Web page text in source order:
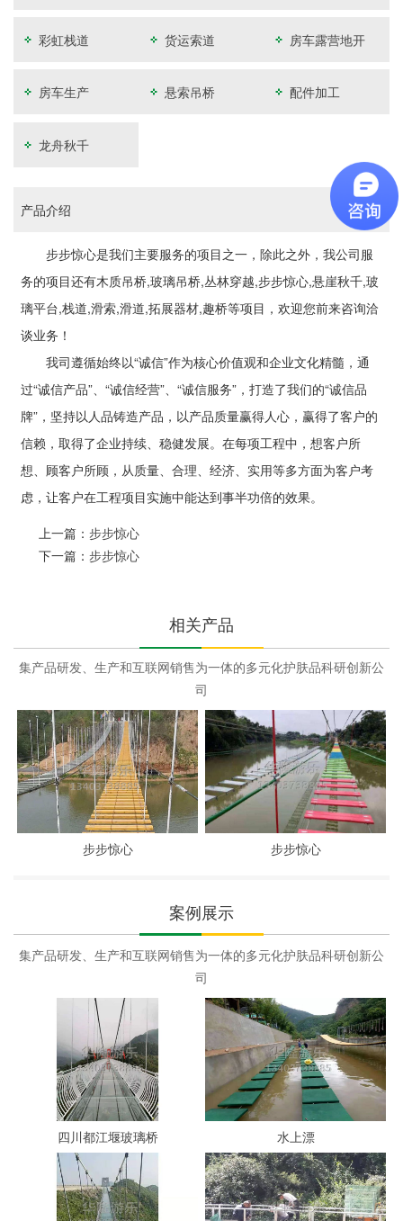
彩虹栈道 货运索道 房车露营地开
发
房车生产 悬索吊桥 配件加工
龙舟秋千
产品介绍
步步惊心是我们主要服务的项目之一，除此之外，我公司服
务的项目还有木质吊桥,玻璃吊桥,丛林穿越,步步惊心,悬崖秋千,玻
璃平台,栈道,滑索,滑道,拓展器材,趣桥等项目，欢迎您前来咨询洽
谈业务！
我司遵循始终以“诚信”作为核心价值观和企业文化精髓，通
过“诚信产品”、“诚信经营”、“诚信服务”，打造了我们的“诚信品
牌”，坚持以人品铸造产品，以产品质量赢得人心，赢得了客户的
信赖，取得了企业持续、稳健发展。在每项工程中，想客户所
想、顾客户所顾，从质量、合理、经济、实用等多方面为客户考
虑，让客户在工程项目实施中能达到事半功倍的效果。
上一篇：步步惊心
下一篇：步步惊心
相关产品
集产品研发、生产和互联网销售为一体的多元化护肤品科研创新公
司
步步惊心 步步惊心
案例展示
集产品研发、生产和互联网销售为一体的多元化护肤品科研创新公
司
四川都江堰玻璃桥 水上漂